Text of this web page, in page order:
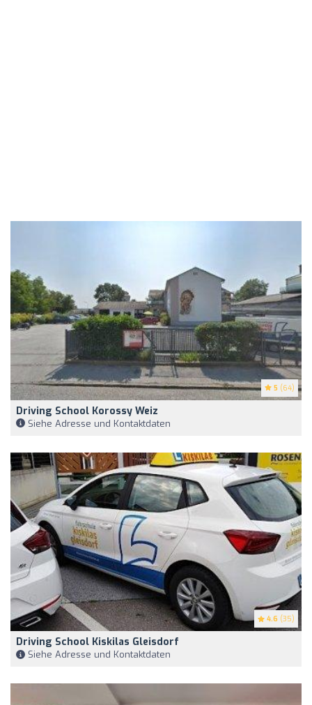
5 (64)
Driving School Korossy Weiz
Siehe Adresse und Kontaktdaten
4.6 (35)
Driving School Kiskilas Gleisdorf
Siehe Adresse und Kontaktdaten